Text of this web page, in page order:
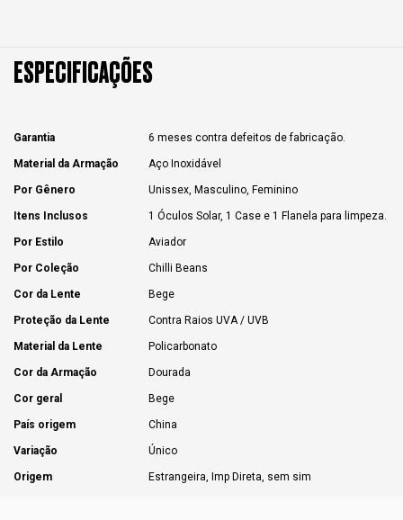
ESPECIFICAÇÕES
Garantia 6 meses contra defeitos de fabricação.
Material da Armação Aço Inoxidável
Por Gênero Unissex, Masculino, Feminino
Itens Inclusos 1 Óculos Solar, 1 Case e 1 Flanela para limpeza.
Por Estilo Aviador
Por Coleção Chilli Beans
Cor da Lente Bege
Proteção da Lente Contra Raios UVA / UVB
Material da Lente Policarbonato
Cor da Armação Dourada
Cor geral Bege
País origem China
Variação Único
Origem Estrangeira, Imp Direta, sem sim